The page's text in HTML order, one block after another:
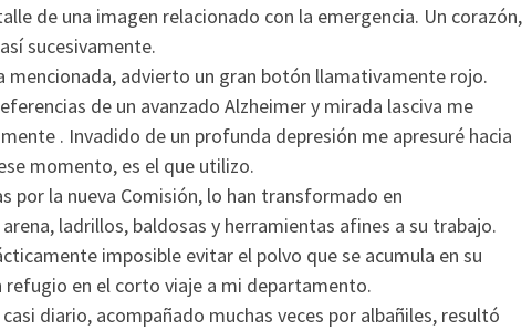
de una imagen relacionado con la emergencia. Un corazón,
sucesivamente.
mencionada, advierto un gran botón llamativamente rojo.
de un avanzado Alzheimer y mirada lasciva me
. Invadido de un profunda depresión me apresuré hacia
momento, es el que utilizo.
por la nueva Comisión, lo han transformado en
ladrillos, baldosas y herramientas afines a su trabajo.
imposible evitar el polvo que se acumula en su
refugio en el corto viaje a mi departamento.
diario, acompañado muchas veces por albañiles, resultó